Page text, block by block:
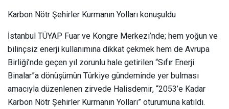
Karbon Nötr Şehirler Kurmanın Yolları konuşuldu
İstanbul TÜYAP Fuar ve Kongre Merkezi’nde; hem yoğun ve
bilinçsiz enerji kullanımına dikkat çekmek hem de Avrupa
Birliği’nde geçen yıl zorunlu hale getirilen “Sıfır Enerji
Binalar”a dönüşümün Türkiye gündeminde yer bulması
amacıyla düzenlenen zirvede Halisdemir, “2053’e Kadar
Karbon Nötr Şehirler Kurmanın Yolları” oturumuna katıldı.